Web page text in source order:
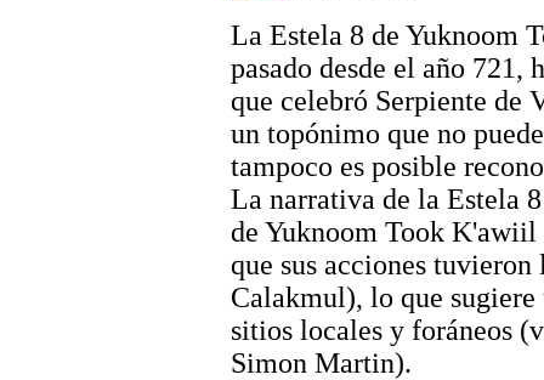
La Estela 8 de Yuknoom
pasado desde el año 721,
que celebró Serpiente
un topónimo que no
tampoco es posible
La narrativa de la Estela
de Yuknoom Took
que sus acciones
Calakmul), lo que
sitios locales y foráneos
Simon Martin).